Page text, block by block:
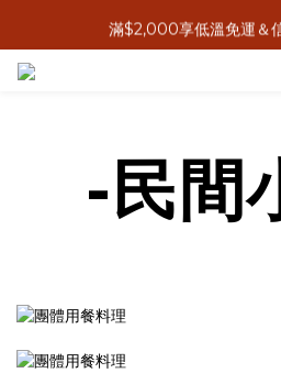
8月感恩獻心意，送
滿$2,000享低溫免運＆
-民間